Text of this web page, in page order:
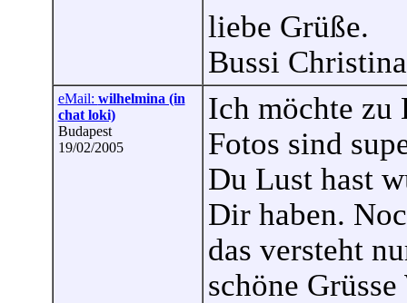
liebe Grüße.
Bussi Christina
eMail: wilhelmina (in
chat loki)
Budapest
19/02/2005
Ich möchte zu
Fotos sind
Du Lust hast
Dir haben.
das versteht
schöne